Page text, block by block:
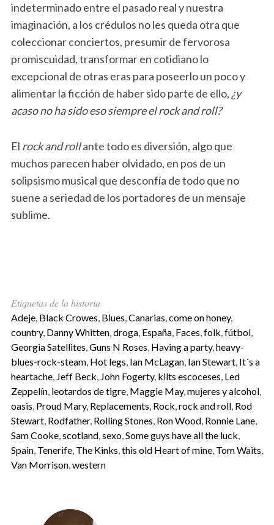
indeterminado entre el pasado real y nuestra
imaginación, a los crédulos no les queda otra que
coleccionar conciertos, presumir de fervorosa
promiscuidad, transformar en cotidiano lo
excepcional de otras eras para poseerlo un poco y
alimentar la ficción de haber sido parte de ello, ¿y
acaso no ha sido eso siempre el rock and roll?
El rock and rollante todo es diversión, algo que
muchos parecen haber olvidado, en pos de un
solipsismo musical que desconfía de todo que no
suene a seriedad de los portadores de un mensaje
sublime.
Etiquetas de la historia
Adeje, Black Crowes, Blues,Canarias,come on honey,
country, Danny Whitten,droga, España, Faces,folk,fútbol,
Georgia Satellites,Guns N Roses, Having a party,heavy-
blues-rock-steam, Hot legs, Ian McLagan, Ian Stewart, It´s a
heartache, Jeff Beck, John Fogerty, kilts escoceses, Led
Zeppelín, leotardos de tigre, Maggie May,mujeres y alcohol,
oasis, Proud Mary, Replacements, Rock,rock and roll, Rod
Stewart, Rodfather, Rolling Stones, Ron Wood, Ronnie Lane,
Sam Cooke,scotland,sexo,Some guys have all the luck,
Spain, Tenerife, The Kinks,this old Heart of mine, Tom Waits,
Van Morrison,western